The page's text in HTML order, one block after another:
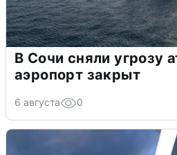
В Сочи сняли угрозу
аэропорт закрыт
6 августа 0